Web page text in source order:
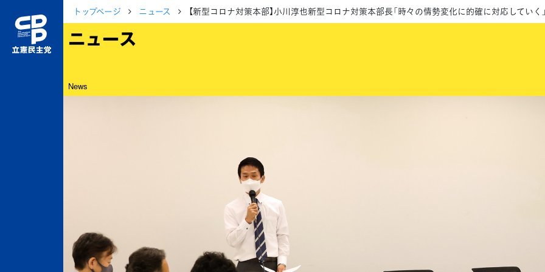
トップページ ニュース 【新型コロナ対策本部】小川淳也新型コロナ対策本部長「時々の情勢変化に的確に対応していく
ニュース
News